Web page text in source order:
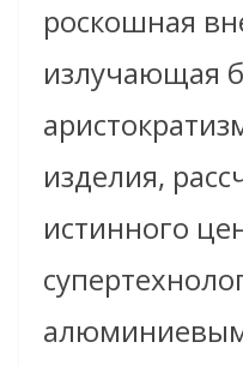
роскошная
излучающая
изделия,
истинного